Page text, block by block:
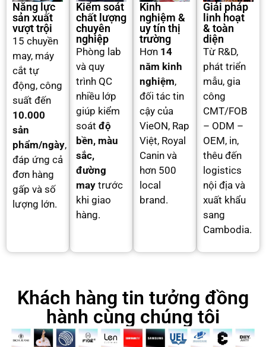
Năng lực
sản xuất
vượt trội
15 chuyền
may, máy
cắt tự
động, công
suất đến
10.000
sản
phẩm/ngày,
đáp ứng cả
đơn hàng
gấp và số
lượng lớn.
Kiểm soát
chất lượng
chuyên
nghiệp
Phòng lab
và quy
trình QC
nhiều lớp
giúp kiểm
soát độ
bền, màu
sắc,
đường
may trước
khi giao
hàng.
Kinh
nghiệm &
uy tín thị
trường
Hơn 14
năm kinh
nghiệm,
đối tác tin
cậy của
VieON, Rap
Việt, Royal
Canin và
hơn 500
local
brand.
Giải pháp
linh hoạt
& toàn
diện
Từ R&D,
phát triển
mẫu, gia
công
CMT/FOB
– ODM –
OEM, in,
thêu đến
logistics
nội địa và
xuất khẩu
sang
Cambodia.
Khách hàng tin tưởng đồng
hành cùng chúng tôi